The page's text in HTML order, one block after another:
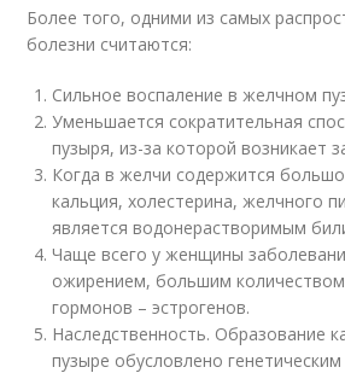
Более того, одними из самых
болезни считаются:
Сильное воспаление в желчном
Уменьшается сократительная
пузыря, из-за которой возникает
Когда в желчи содержится
кальция, холестерина, желчного
является водонерастворимым
Чаще всего у женщины
ожирением, большим
гормонов – эстрогенов.
Наследственность. Образование
пузыре обусловлено